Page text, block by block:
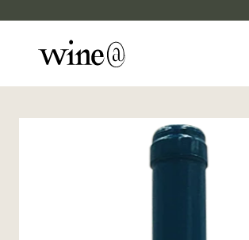
マイカルテ
評価する